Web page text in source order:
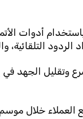
أدوات
وتقليل الجهد
خلال موسم